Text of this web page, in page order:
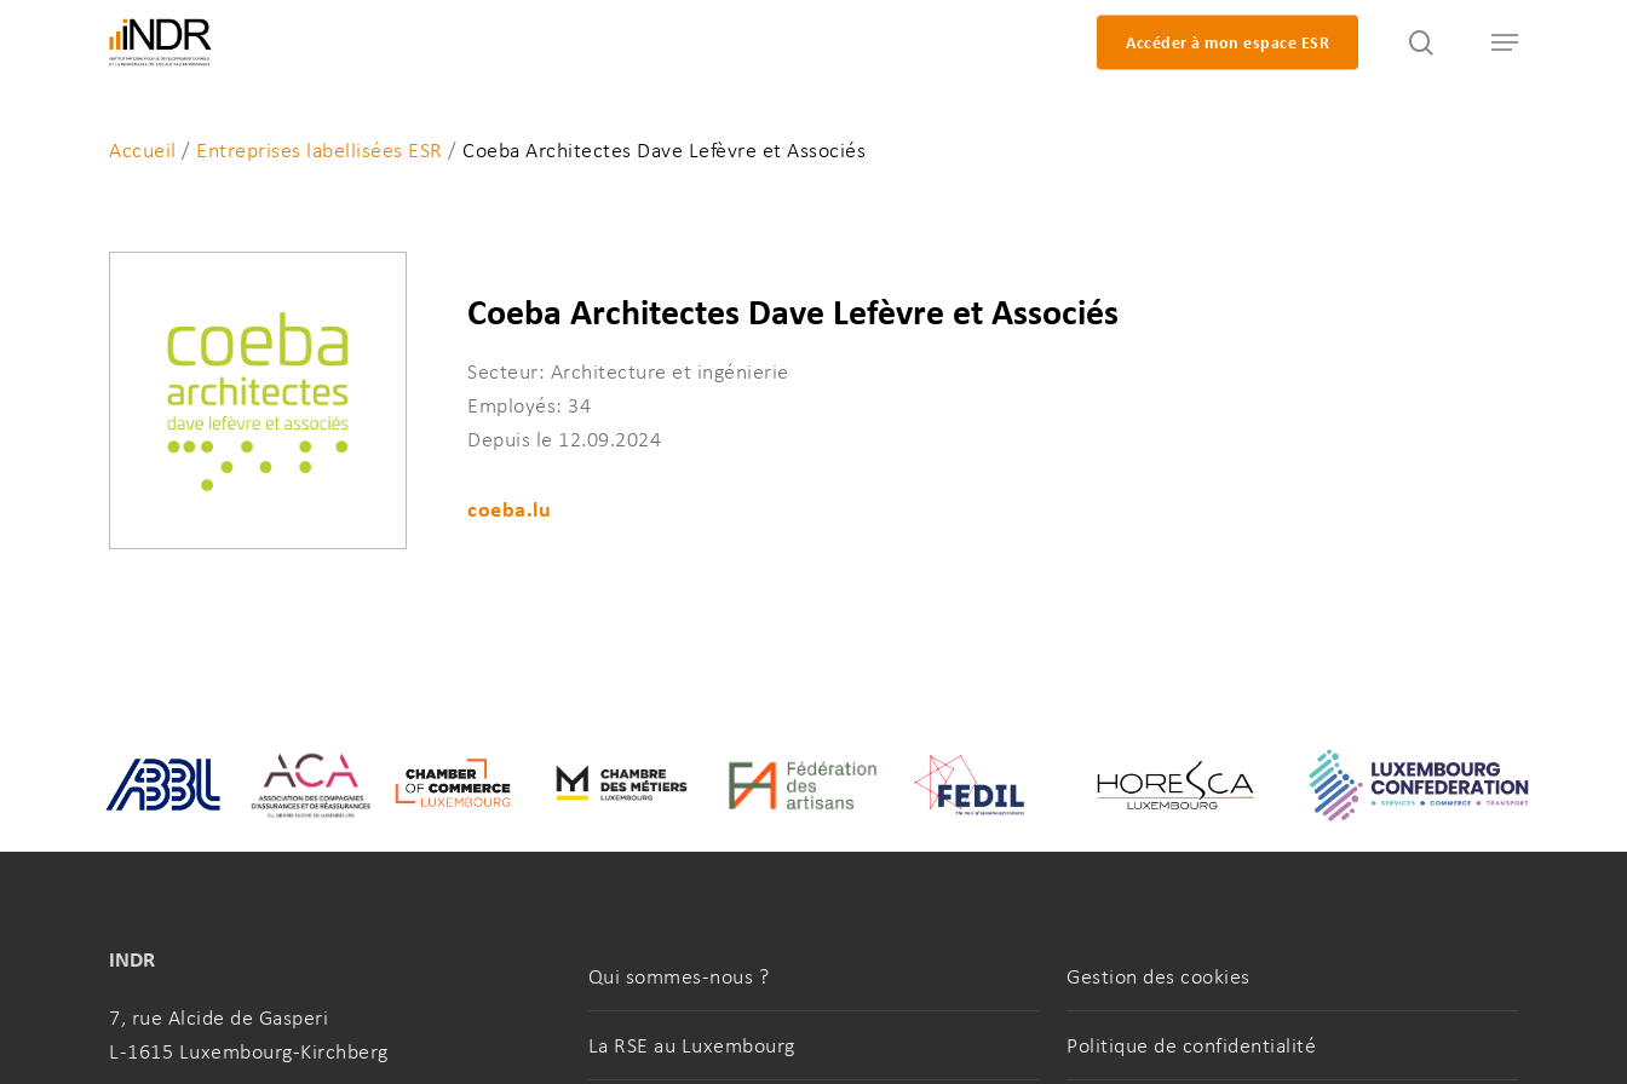
Entrez un mot-clé et tapez sur “Enter" pour lancer votre recherche
Accéder à mon espace ESR searchMenu
Accueil / Entreprises labellisées ESR / Coeba Architectes Dave Lefèvre et Associés
Coeba Architectes Dave Lefèvre et Associés
Secteur: Architecture et ingénierie
Employés: 34
Depuis le 12.09.2024
coeba.lu
INDR
7, rue Alcide de Gasperi
L-1615 Luxembourg-Kirchberg
Qui sommes-nous ?
La RSE au Luxembourg
Gestion des cookies
Politique de confidentialité